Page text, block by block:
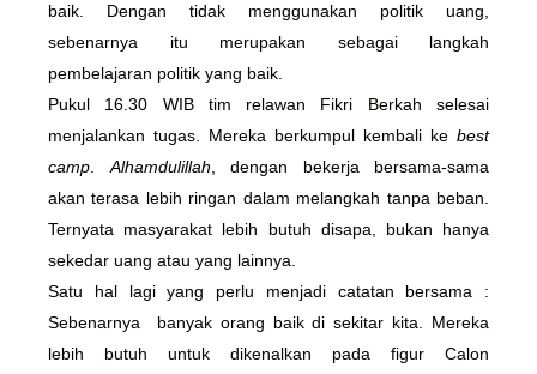
baik. Dengan tidak menggunakan politik uang,
sebenarnya itu merupakan sebagai langkah
pembelajaran politik yang baik.
Pukul 16.30 WIB tim relawan Fikri Berkah selesai
menjalankan tugas. Mereka berkumpul kembali ke best
camp
Alhamdulillah , dengan bekerja bersama-sama
akan terasa lebih ringan dalam melangkah tanpa beban.
Ternyata masyarakat lebih butuh disapa, bukan hanya
sekedar uang atau yang lainnya.
Satu hal lagi yang perlu menjadi catatan bersama :
Sebenarnya banyak orang baik di sekitar kita. Mereka
lebih butuh untuk dikenalkan pada figur Calon